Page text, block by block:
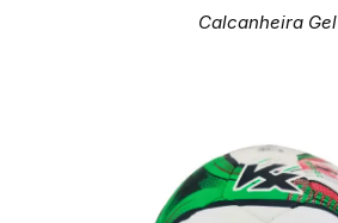
Calcanheira Gel